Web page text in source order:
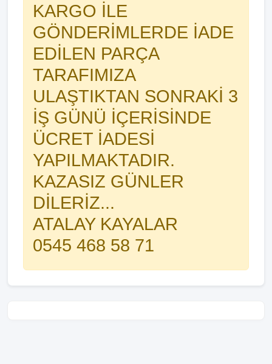
KARGO İLE
GÖNDERİMLERDE İADE
EDİLEN PARÇA
TARAFIMIZA
ULAŞTIKTAN SONRAKİ 3
İŞ GÜNÜ İÇERİSİNDE
ÜCRET İADESİ
YAPILMAKTADIR.
KAZASIZ GÜNLER
DİLERİZ...
ATALAY KAYALAR
0545 468 58 71